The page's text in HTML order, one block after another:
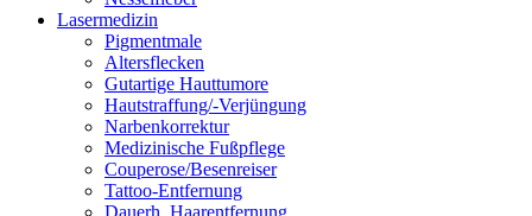
Lasermedizin
Pigmentmale
Altersflecken
Gutartige Hauttumore
Hautstraffung/-Verjüngung
Narbenkorrektur
Medizinische Fußpflege
Couperose/Besenreiser
Tattoo-Entfernung
Dauerh. Haarentfernung